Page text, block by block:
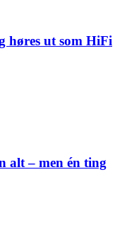
høres ut som HiFi
alt – men én ting